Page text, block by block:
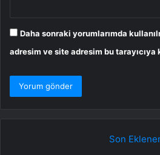
Daha sonraki yorumlarımda
adresim ve site adresim bu tarayıcıya
Son